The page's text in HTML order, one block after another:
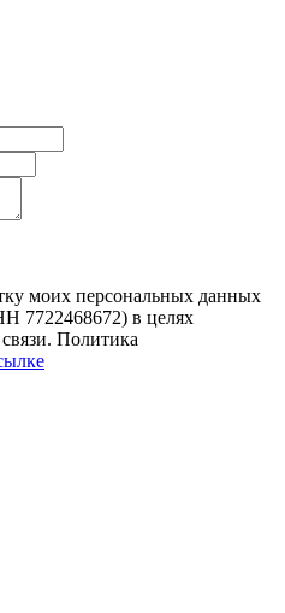
моих персональных данных
в целях
Политика